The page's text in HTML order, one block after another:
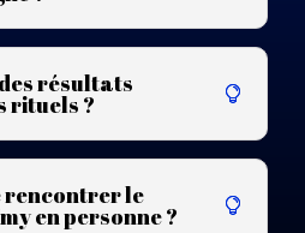
résultats
rituels ?
rencontrer le
en personne ?